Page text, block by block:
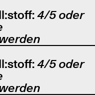
4/5 oder
4/5 oder